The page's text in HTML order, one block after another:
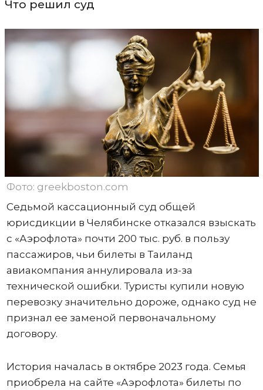
Что решил суд
Фото: greekboston.com
Седьмой кассационный суд общей
юрисдикции в Челябинске отказался взыскать
с «Аэрофлота» почти 200 тыс. руб. в пользу
пассажиров, чьи билеты в Таиланд
авиакомпания аннулировала из-за
технической ошибки. Туристы купили новую
перевозку значительно дороже, однако суд не
признал ее заменой первоначальному
договору.
История началась в октябре 2023 года. Семья
приобрела на сайте «Аэрофлота» билеты по